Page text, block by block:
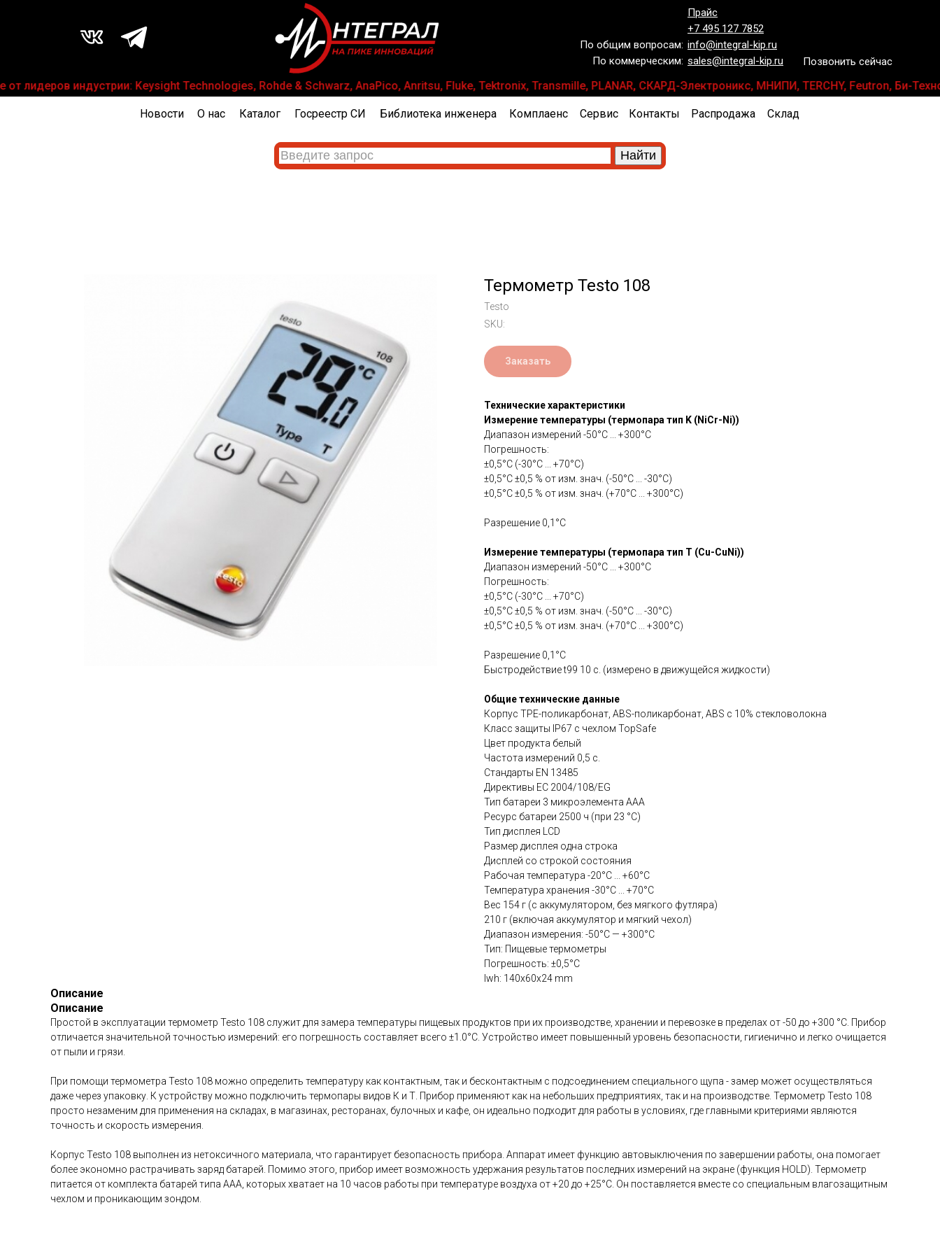
Прайс
+7 495 127 7852
info@integral-kip.ru
sales@integral-kip.ru
По общим вопросам:
По коммерческим:
Позвонить сейчас
лидеров индустрии: Keysight Technologies, Rohde & Schwarz, AnaPico, Anritsu, Fluke, Tektronix, Transmille, PLANAR, СКАРД-Электроникс, МНИПИ, TERCHY, Feutron, Би-Техно,
Каталог
О нас Контакты
Госреестр СИ Библиотека инженера Комплаенс
Новости Сервис Распродажа Склад
Термометр Testo 108
Testo
SKU:
Заказать
Технические характеристики
Измерение температуры (термопара тип K (NiCr-Ni))
Диапазон измерений -50°C ... +300°C
Погрешность:
±0,5°C (-30°C ... +70°C)
±0,5°C ±0,5 % от изм. знач. (-50°C ... -30°C)
±0,5°C ±0,5 % от изм. знач. (+70°C ... +300°C)
Разрешение 0,1°C
Измерение температуры (термопара тип T (Cu-CuNi))
Диапазон измерений -50°C ... +300°C
Погрешность:
±0,5°C (-30°C ... +70°C)
±0,5°C ±0,5 % от изм. знач. (-50°C ... -30°C)
±0,5°C ±0,5 % от изм. знач. (+70°C ... +300°C)
Разрешение 0,1°C
Быстродействие t99 10 с. (измерено в движущейся жидкости)
Общие технические данные
Корпус TPE-поликарбонат, ABS-поликарбонат, ABS c 10% стекловолокна
Класс защиты IP67 с чехлом TopSafe
Цвет продукта белый
Частота измерений 0,5 с.
Стандарты EN 13485
Директивы ЕС 2004/108/EG
Тип батареи 3 микроэлемента ААА
Ресурс батареи 2500 ч (при 23 °C)
Тип дисплея LCD
Размер дисплея одна строка
Дисплей со строкой состояния
Рабочая температура -20°C ... +60°C
Температура хранения -30°C ... +70°C
Вес 154 г (с аккумулятором, без мягкого футляра)
210 г (включая аккумулятор и мягкий чехол)
Диапазон измерения: -50°С — +300°С
Тип: Пищевые термометры
Погрешность: ±0,5°C
lwh: 140x60x24 mm
Описание
Описание
Простой в эксплуатации термометр Testo 108 служит для замера температуры пищевых продуктов при их производстве, хранении и перевозке в пределах от -50 до +300 °С. Прибор
отличается значительной точностью измерений: его погрешность составляет всего ±1.0°C. Устройство имеет повышенный уровень безопасности, гигиенично и легко очищается
от пыли и грязи.
При помощи термометра Testo 108 можно определить температуру как контактным, так и бесконтактным с подсоединением специального щупа - замер может осуществляться
даже через упаковку. К устройству можно подключить термопары видов К и Т. Прибор применяют как на небольших предприятиях, так и на производстве. Термометр Testo 108
просто незаменим для применения на складах, в магазинах, ресторанах, булочных и кафе, он идеально подходит для работы в условиях, где главными критериями являются
точность и скорость измерения.
Корпус Testo 108 выполнен из нетоксичного материала, что гарантирует безопасность прибора. Аппарат имеет функцию автовыключения по завершении работы, она помогает
более экономно растрачивать заряд батарей. Помимо этого, прибор имеет возможность удержания результатов последних измерений на экране (функция HOLD). Термометр
питается от комплекта батарей типа ААА, которых хватает на 10 часов работы при температуре воздуха от +20 до +25°С. Он поставляется вместе со специальным влагозащитным
чехлом и проникающим зондом.